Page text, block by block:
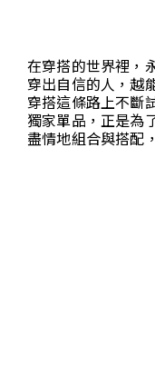
在穿搭的世界裡，
穿出自信的人，越
穿搭這條路上不斷
獨家單品，正是為
盡情地組合與搭配